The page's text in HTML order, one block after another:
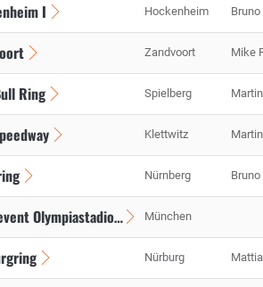
I Hockenheim
Zandvoort Mike
Ring Spielberg
Klettwitz
Nürnberg
Showevent Olympiastadion München
Nürburg